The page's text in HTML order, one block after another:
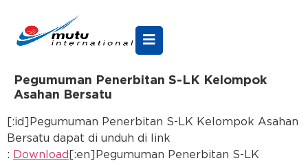
Pegumuman Penerbitan S-LK Kelompok
Asahan Bersatu
[:id]Pegumuman Penerbitan S-LK Kelompok Asahan
Bersatu dapat di unduh di link
: Download [:en]Pegumuman Penerbitan S-LK